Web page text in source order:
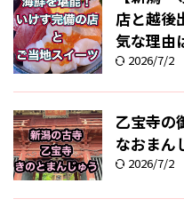
店と越後
気な理由
2026/7/2
乙宝寺の
なおまん
2026/7/2